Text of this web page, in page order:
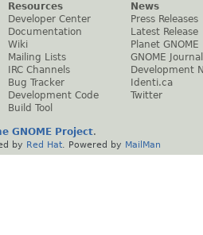
Resources
Developer Center
Documentation
Wiki
Mailing Lists
IRC Channels
Bug Tracker
Development Code
Build Tool
News
Press Releases
Latest Release
Planet GNOME
GNOME Journal
Development
Identi.ca
Twitter
GNOME Project.
by Red Hat . Powered by MailMan